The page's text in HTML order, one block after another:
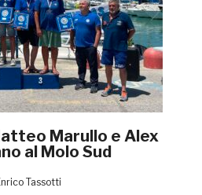
Marullo e Alex
al Molo Sud
Tassotti